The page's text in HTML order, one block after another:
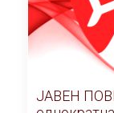
ЈАВЕН ПОВИК за